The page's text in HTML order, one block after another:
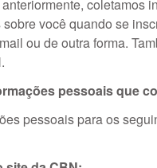
coletamos
você quando se
ou de outra forma.
pessoais que
pessoais para os